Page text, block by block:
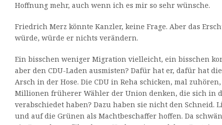
Hoffnung mehr, auch wenn ich es mir so sehr wünsche.
Friedrich Merz könnte Kanzler, keine Frage. Aber das
würde, würde er nichts verändern.
Ein bisschen weniger Migration vielleicht, ein bisschen
aber den CDU-Laden ausmisten? Dafür hat er, dafür hat
Arsch in der Hose. Die CDU in Reha schicken, mal
Millionen früherer Wähler der Union denken, die sich in
verabschiedet haben? Dazu haben sie nicht den Schneid.
und auf die Grünen als Machtbeschaffer hoffen. Da